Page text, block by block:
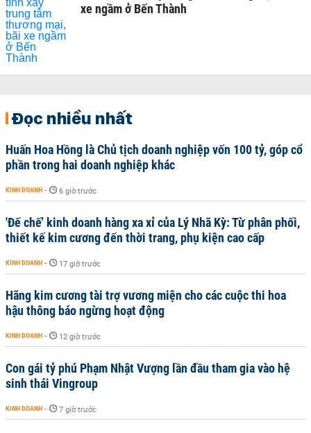
xe ngầm ở Bến Thành
Đọc nhiều nhất
Huấn Hoa Hồng là Chủ tịch doanh nghiệp vốn 100 tỷ, góp cổ
phần trong hai doanh nghiệp khác
KINH DOANH - 6 giờ trước
'Đế chế’ kinh doanh hàng xa xỉ của Lý Nhã Kỳ: Từ phân phối,
thiết kế kim cương đến thời trang, phụ kiện cao cấp
KINH DOANH - 17 giờ trước
Hãng kim cương tài trợ vương miện cho các cuộc thi hoa
hậu thông báo ngừng hoạt động
KINH DOANH - 12 giờ trước
Con gái tỷ phú Phạm Nhật Vượng lần đầu tham gia vào hệ
sinh thái Vingroup
KINH DOANH - 7 giờ trước